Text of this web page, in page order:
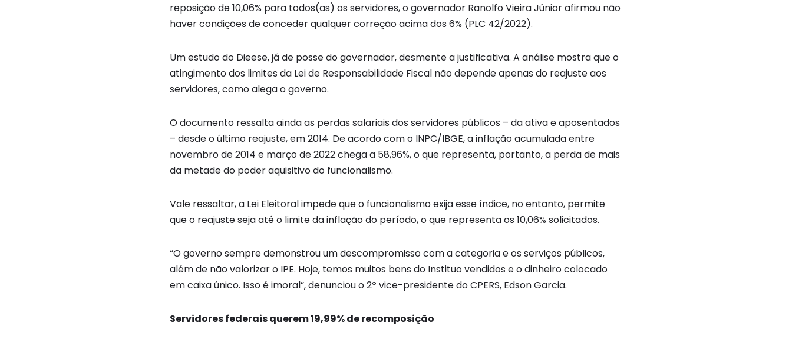
reposição de 10,06% para todos(as) os servidores, o governador Ranolfo Vieira Júnior afirmou não
haver condições de conceder qualquer correção acima dos 6% (PLC 42/2022).
Um estudo do Dieese, já de posse do governador, desmente a justificativa. A análise mostra que o
atingimento dos limites da Lei de Responsabilidade Fiscal não depende apenas do reajuste aos
servidores, como alega o governo.
O documento ressalta ainda as perdas salariais dos servidores públicos – da ativa e aposentados
– desde o último reajuste, em 2014. De acordo com o INPC/IBGE, a inflação acumulada entre
novembro de 2014 e março de 2022 chega a 58,96%, o que representa, portanto, a perda de mais
da metade do poder aquisitivo do funcionalismo.
Vale ressaltar, a Lei Eleitoral impede que o funcionalismo exija esse índice, no entanto, permite
que o reajuste seja até o limite da inflação do período, o que representa os 10,06% solicitados.
“O governo sempre demonstrou um descompromisso com a categoria e os serviços públicos,
além de não valorizar o IPE. Hoje, temos muitos bens do Instituo vendidos e o dinheiro colocado
em caixa único. Isso é imoral”, denunciou o 2º vice-presidente do CPERS, Edson Garcia.
Servidores federais querem 19,99% de recomposição